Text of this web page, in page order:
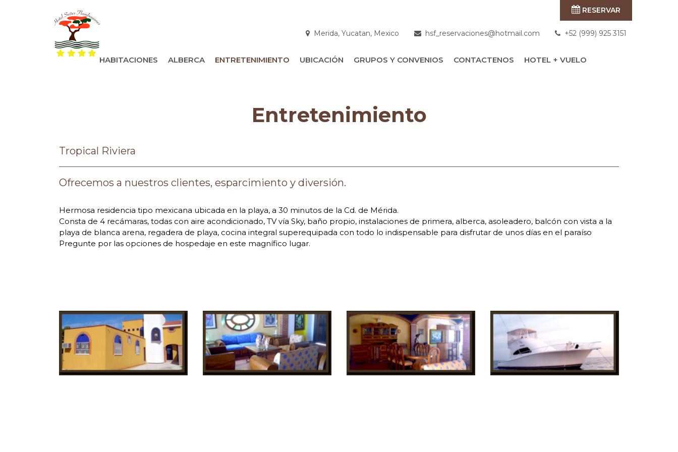
RESERVAR
Merida, Yucatan, Mexico hsf_reservaciones hotmail.com +52 (999) 925 3151
HABITACIONES ALBERCA ENTRETENIMIENTO UBICACIÓN GRUPOS Y CONVENIOS CONTACTENOS HOTEL + VUELO
Entretenimiento
Tropical Riviera
Ofrecemos a nuestros clientes, esparcimiento y diversión.
Hermosa residencia tipo mexicana ubicada en la playa, a 30 minutos de la Cd. de Mérida.
Consta de 4 recámaras, todas con aire acondicionado, TV vía Sky, baño propio, instalaciones de primera, alberca, asoleadero, balcón con vista a la
playa de blanca arena, regadera de playa, cocina integral superequipada con todo lo indispensable para disfrutar de unos días en el paraíso
Pregunte por las opciones de hospedaje en este magnífico lugar.